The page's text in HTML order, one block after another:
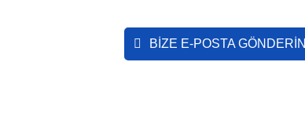
BIZE E-POSTA GÖNDERIN